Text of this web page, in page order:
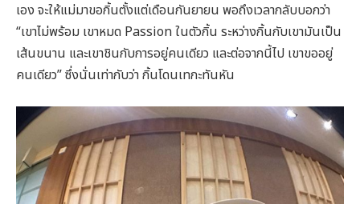
เอง จะให้แม่มาขอกิ้นตั้งแต่เดือนกันยายน พอถึงเวลากลับบอกว่า
“เขาไม่พร้อม เขาหมด Passion ในตัวกิ้น ระหว่างกิ้นกับเขามันเป็น
เส้นขนาน และเขาชินกับการอยู่คนเดียว และต่อจากนี้ไป เขาขออยู่
คนเดียว” ซึ่งนั่นเท่ากับว่า กิ้นโดนเทกะทันหัน